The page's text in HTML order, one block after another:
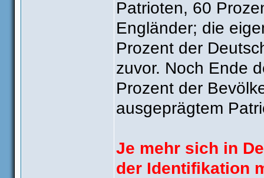
Patrioten, 60
Engländer; die
Prozent der
zuvor. Noch Ende
Prozent der
ausgeprägtem
Je mehr sich in
der Identifikation